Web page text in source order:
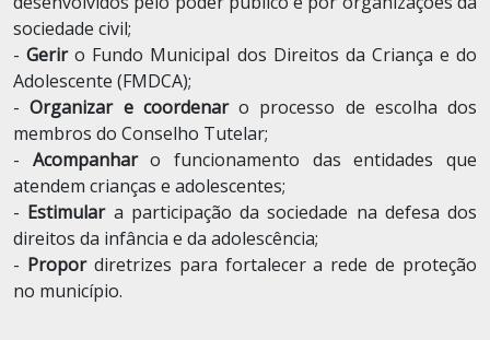
sociedade civil;
-Geriro Fundo Municipal dos Direitos da Criança e do
Adolescente (FMDCA);
-Organizar e coordenar o processo de escolha dos
membros do Conselho Tutelar;
- Acompanharo funcionamento das entidades que
atendem crianças e adolescentes;
- Estimular a participação da sociedade na defesa dos
direitos da infância e da adolescência;
- Propor diretrizes para fortalecer a rede de proteção
no município.